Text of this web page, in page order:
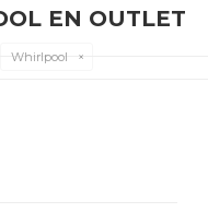
EN OUTLET
Whirlpool